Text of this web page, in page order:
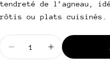
tendreté de l’agneau,
rôtis ou plats cuisinés.
Diminuer la quantité
Augmenter
Les champs marqués *
Envoyer